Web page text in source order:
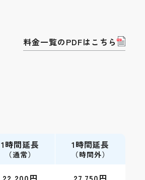
料金一覧のPDFはこちら
1時間延長
（通常）
1時間延長
（時間外）